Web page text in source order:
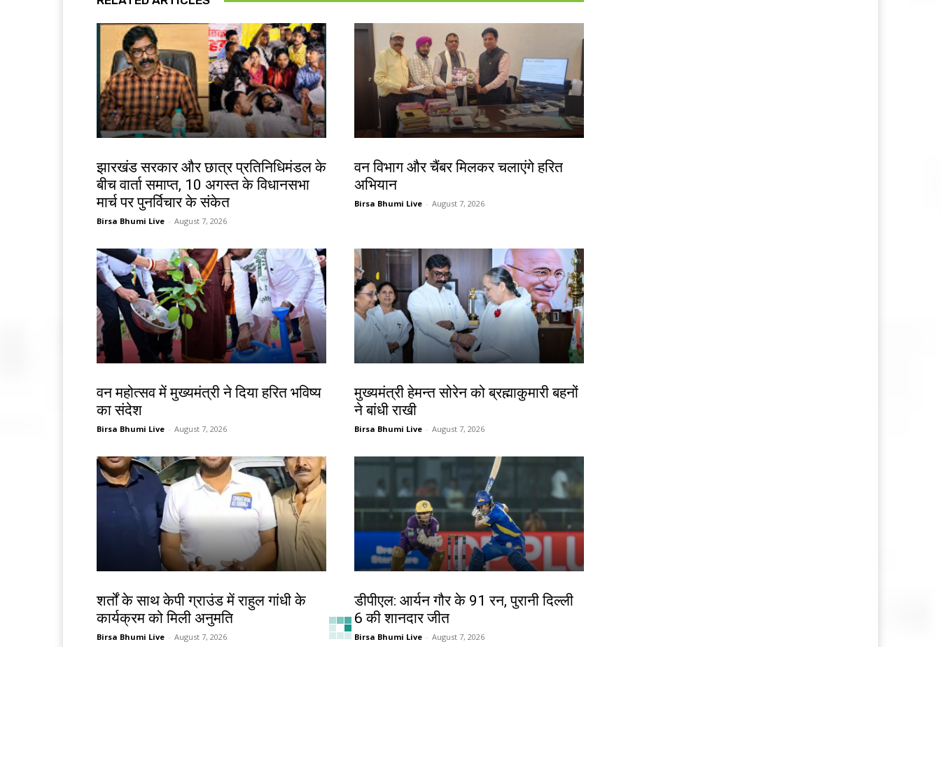
झारखंड सरकार और छात्र प्रतिनिधिमंडल के
बीच वार्ता समाप्त, 10 अगस्त के विधानसभा
मार्च पर पुनर्विचार के संकेत
Birsa Bhumi Live - August 7, 2026
वन विभाग और चैंबर मिलकर चलाएंगे हरित
अभियान
Birsa Bhumi Live - August 7, 2026
वन महोत्सव में मुख्यमंत्री ने दिया हरित भविष्य
का संदेश
Birsa Bhumi Live - August 7, 2026
मुख्यमंत्री हेमन्त सोरेन को ब्रह्माकुमारी बहनों
ने बांधी राखी
Birsa Bhumi Live - August 7, 2026
शर्तों के साथ केपी ग्राउंड में राहुल गांधी के
कार्यक्रम को मिली अनुमति
Birsa Bhumi Live - August 7, 2026
डीपीएल: आर्यन गौर के 91 रन, पुरानी दिल्ली
6 की शानदार जीत
Birsa Bhumi Live - August 7, 2026